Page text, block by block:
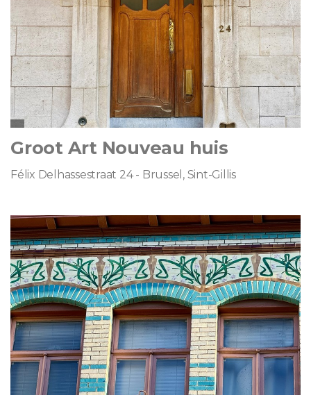
Groot Art Nouveau huis
Félix Delhassestraat 24 - Brussel, Sint-Gillis